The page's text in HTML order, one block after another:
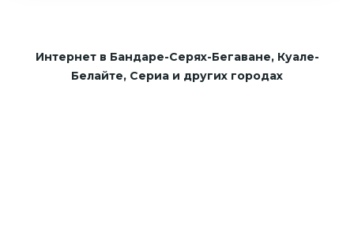
Интернет в Бандаре-Серях-Бегаване, Куале-
Белайте, Сериа и других городах